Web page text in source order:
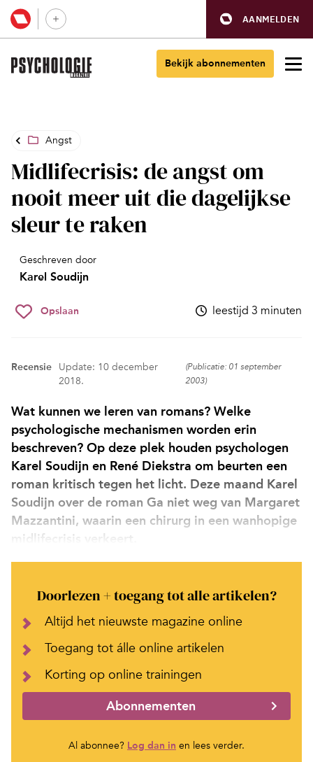
AANMELDEN
Bekijk abonnementen
Angst
Midlifecrisis: de angst om
nooit meer uit die dagelijkse
sleur te raken
Geschreven door
Karel Soudijn
Opslaan leestijd 3 minuten
Recensie
Update: 10 december
2018.
(Publicatie: 01 september
2003)
Wat kunnen we leren van romans? Welke
psychologische mechanismen worden erin
beschreven? Op deze plek houden psychologen
Karel Soudijn en René Diekstra om beurten een
roman kritisch tegen het licht. Deze maand Karel
Soudijn over de roman Ga niet weg van Margaret
Mazzantini, waarin een chirurg in een wanhopige
midlifecrisis verkeert.
Doorlezen + toegang tot alle artikelen?
Altijd het nieuwste magazine online
Toegang tot álle online artikelen
Korting op online trainingen
Abonnementen
Al abonnee? Log dan in en lees verder.